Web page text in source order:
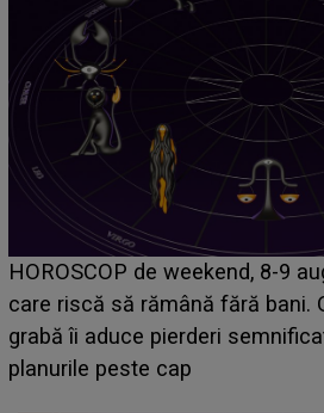
Emanuel a ținut ACEST
acum! În fața Alexandrei,
face o MĂRTURISIRE
sa: "I-am spus și ei în față, eu